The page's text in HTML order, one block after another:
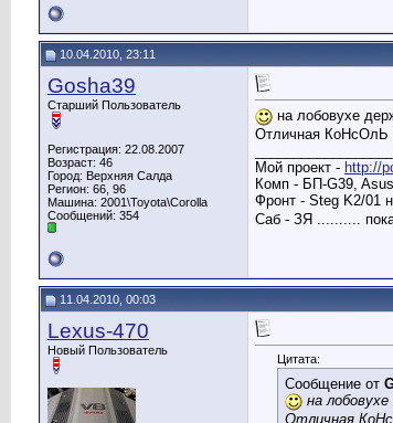
10.04.2010, 23:11
Gosha39
Старший Пользователь
Регистрация: 22.08.2007
Возраст: 46
Город: Верхняя Салда
Регион: 66, 96
Машина: 2001\Toyota\Corolla
Сообщений: 354
на лобовухе
Отличная КоНсОлЬ
Мой проект - http://
Комп - БП-G39,
Фронт - Steg K2/01
Саб - ЗЯ ..........
11.04.2010, 00:03
Lexus-470
Новый Пользователь
Цитата:
Сообщение от
на
Отличная